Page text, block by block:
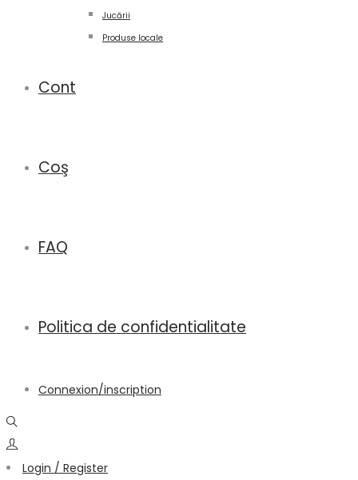
Jucării
Produse locale
Cont
Coş
FAQ
Politica de confidentialitate
Connexion/inscription
Login / Register